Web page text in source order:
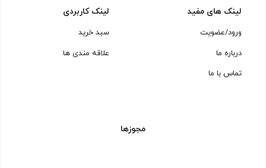
لینک های مفید
ورود/عضویت
درباره ما
تماس با ما
لینک کاربردی
سبد خرید
علاقه مندی ها
مجوزها